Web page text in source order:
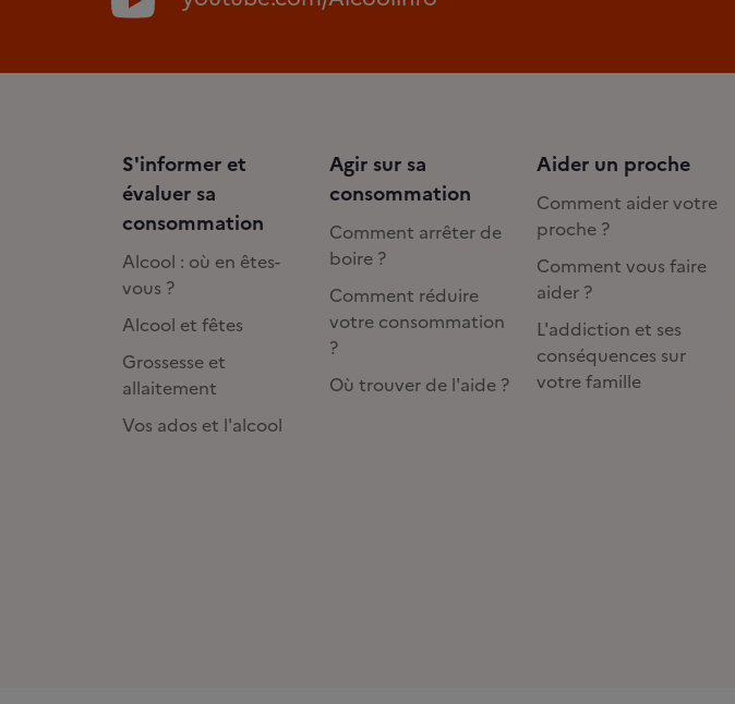
S'informer et
évaluer sa
consommation
Alcool : où en êtes-
vous ?
Alcool et fêtes
Grossesse et
allaitement
Vos ados et l'alcool
Agir sur sa
consommation
Comment arrêter de
boire ?
Comment réduire
votre consommation
?
Où trouver de l'aide ?
Aider un proche
Comment aider votre
proche ?
Comment vous faire
aider ?
L'addiction et ses
conséquences sur
votre famille